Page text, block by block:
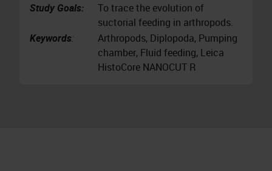
Study Goals:
To trace the evolution of
suctorial feeding in arthropods.
Keywords:
Arthropods, Diplopoda, Pumping
chamber, Fluid feeding, Leica
HistoCore NANOCUT R